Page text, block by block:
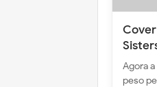
Mike
Agora
peso